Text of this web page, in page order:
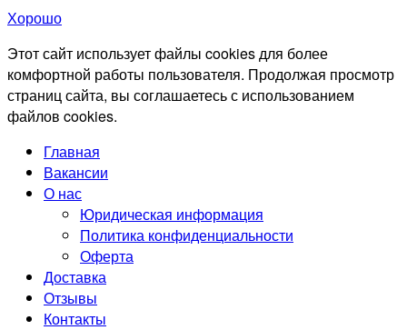
Хорошо
Этот сайт использует файлы cookies для более
комфортной работы пользователя. Продолжая просмотр
страниц сайта, вы соглашаетесь с использованием
файлов cookies.
Главная
Вакансии
О нас
Юридическая информация
Политика конфиденциальности
Оферта
Доставка
Отзывы
Контакты